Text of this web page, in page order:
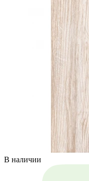
В наличии